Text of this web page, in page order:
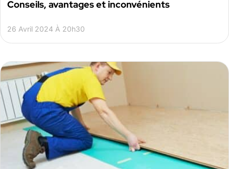
Conseils, avantages et inconvénients
26 Avril 2024 À 20h30